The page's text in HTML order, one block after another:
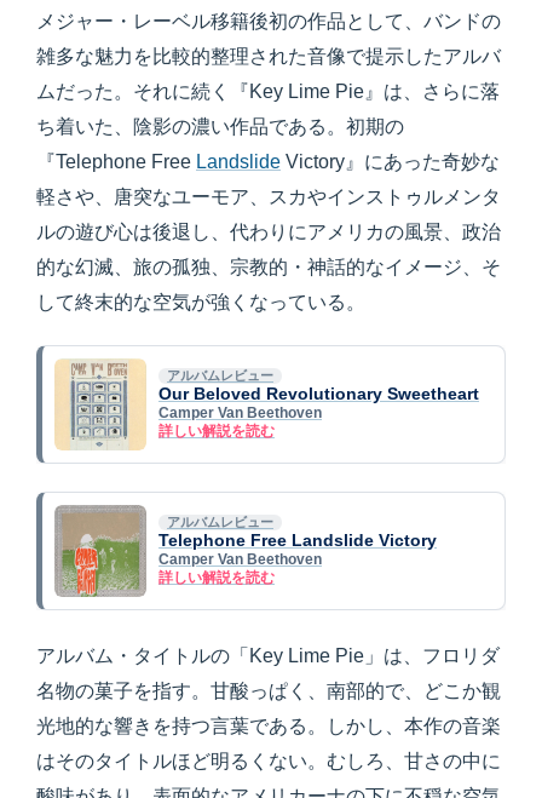
メジャー・レーベル移籍後初の作品として、バンドの
雑多な魅力を比較的整理された音像で提示したアルバ
ムだった。それに続く『Key Lime Pie』は、さらに落
ち着いた、陰影の濃い作品である。初期の
『Telephone Free Landslide Victory』にあった奇妙な
軽さや、唐突なユーモア、スカやインストゥルメンタ
ルの遊び心は後退し、代わりにアメリカの風景、政治
的な幻滅、旅の孤独、宗教的・神話的なイメージ、そ
して終末的な空気が強くなっている。
アルバムレビュー
Our Beloved Revolutionary Sweetheart
Camper Van Beethoven
詳しい解説を読む
アルバムレビュー
Telephone Free Landslide Victory
Camper Van Beethoven
詳しい解説を読む
アルバム・タイトルの「Key Lime Pie」は、フロリダ
名物の菓子を指す。甘酸っぱく、南部的で、どこか観
光地的な響きを持つ言葉である。しかし、本作の音楽
はそのタイトルほど明るくない。むしろ、甘さの中に